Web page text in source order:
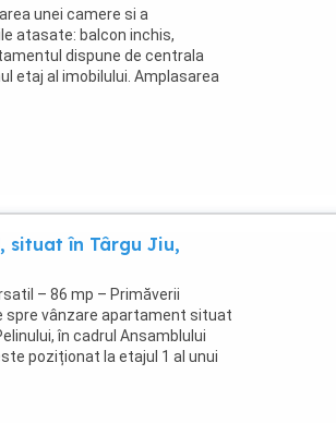
unei camere si a
atasate: balcon inchis,
dispune de centrala
etaj al imobilului. Amplasarea
situat în Târgu Jiu,
– 86 mp – Primăverii
spre vânzare apartament situat
în cadrul Ansamblului
poziționat la etajul 1 al unui